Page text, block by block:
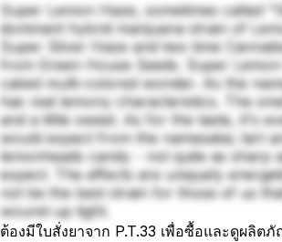
Super Lemon Haze, sometimes called
dominant hybrid marijuana strain of
Super Silver Haze and two time
from Green House Seeds. Super Lemon
caked multi-colored wonder. As the
has real lemony characteristics. The
and a little sweet. As for the taste, it's
would expect from the namesake; tart
lemonheads candy - not quite as sharp
expect. The effects are uniquely
not be the best strain for those of us
wound-up tight.
ต้องมีใบสั่งยาจาก P.T.33 เพื่อซื้อและดูผลิ